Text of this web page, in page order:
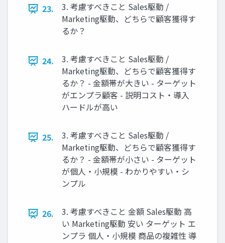
23.
3. 考慮すべきこと Sales駆動 /
Marketing駆動、どちらで顧客獲得す
るか？
24.
3. 考慮すべきこと Sales駆動 /
Marketing駆動、どちらで顧客獲得す
るか？ - 金額帯が大きい - ターゲット
がエンプラ顧客 - 説明コスト・導入
ハードルが高い
25.
3. 考慮すべきこと Sales駆動 /
Marketing駆動、どちらで顧客獲得す
るか？ - 金額帯が小さい - ターゲット
が個人・小規模 - わかりやすい・シ
ンプル
26.
3. 考慮すべきこと 金額 Sales駆動 高
い Marketing駆動 安い ターゲット エ
ンプラ 個人・小規模 商品の複雑性 導